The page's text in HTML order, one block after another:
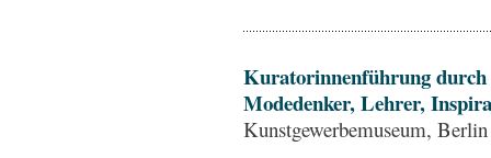
Kuratorinnenführung
Modedenker, Lehrer,
Kunstgewerbemuseum,